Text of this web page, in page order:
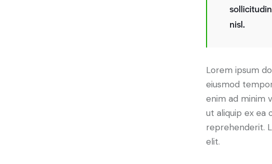
nisl.
Lorem ipsum
eiusmod
enim ad minim
ut aliquip ex ea
reprehenderit.
elit.